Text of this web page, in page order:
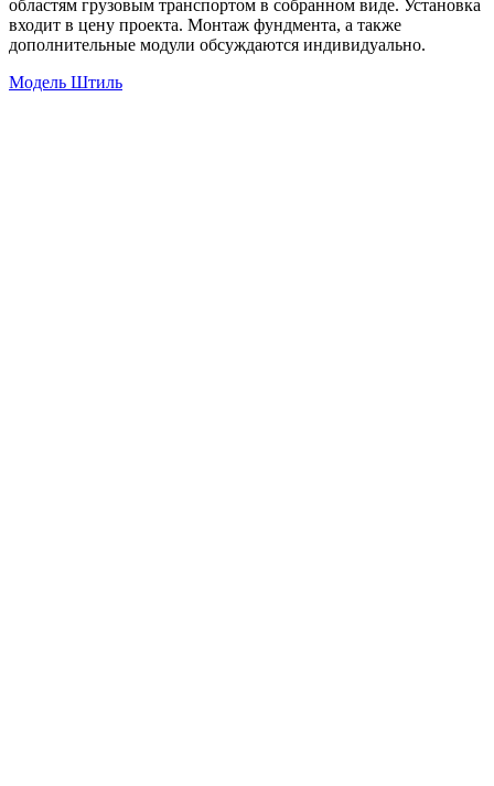
областям грузовым транспортом в собранном виде. Установка
входит в цену проекта. Монтаж фундмента, а также
дополнительные модули обсуждаются индивидуально.
Модель Штиль